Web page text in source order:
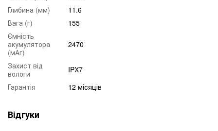
Глибина (мм)
11.6
Вага (г)
155
Ємність
акумулятора
(мАг)
2470
Захист від
вологи
IPX7
Гарантія
12 місяців
Відгуки